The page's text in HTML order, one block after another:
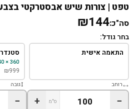
טפט | צורות שיש אבסטרקטי
סה"כ:₪144
בחר גודל:
התאמה אישית
360 × 240 ס"מ
₪999
רוחב
− ס"מ +
גובה
−